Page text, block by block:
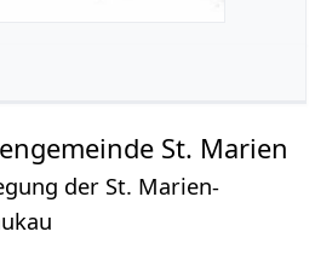
St. Marien
der St. Marien-